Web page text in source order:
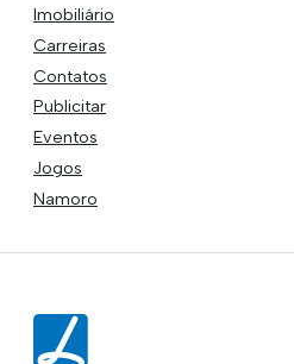
Imobiliário
Carreiras
Contatos
Publicitar
Eventos
Jogos
Namoro